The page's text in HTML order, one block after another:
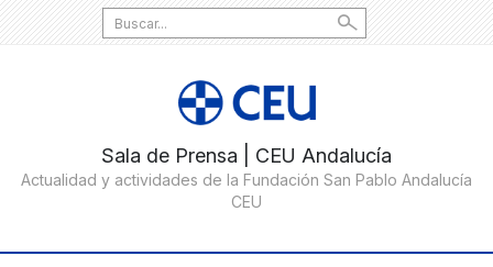
Search
for: